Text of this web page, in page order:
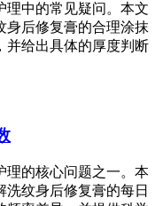
理中的常见疑问。本文
身后修复膏的合理涂抹
并给出具体的厚度判断
理的核心问题之一。本
纹身后修复膏的每日